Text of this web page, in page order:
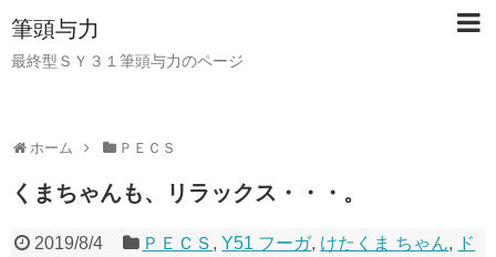
筆頭与力
最終型ＳＹ３１筆頭与力のページ
ホーム ＰＥＣＳ
くまちゃんも、リラックス・・・。
2019/8/4 ＰＥＣＳ ,Y51 フーガ, けたくま ちゃん, ド